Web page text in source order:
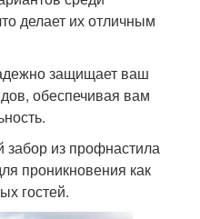
делает их отличным
защищает ваш
обеспечивая вам
забор из профнастила
проникновения как
гостей.